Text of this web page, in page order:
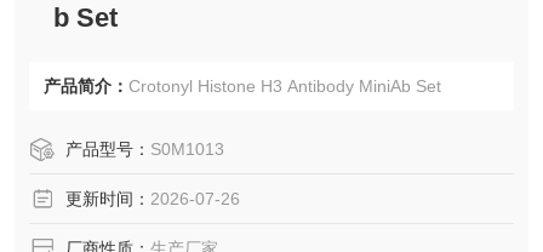
b Set
产品简介： Crotonyl Histone H3 Antibody MiniAb Set
产品型号： S0M1013
更新时间： 2026-07-26